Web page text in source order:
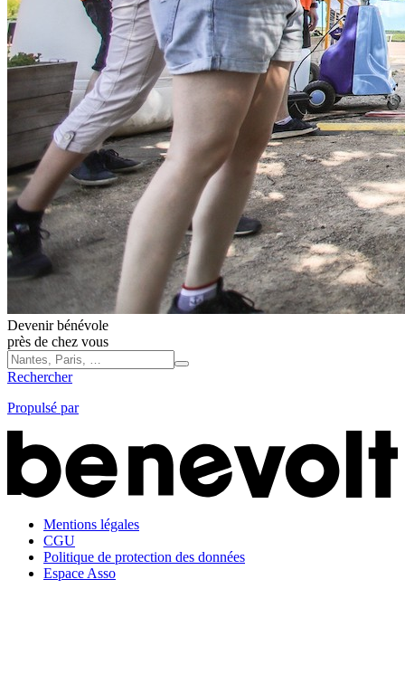
Devenir bénévole
près de chez vous
Rechercher
Propulsé par
Mentions légales
CGU
Politique de protection des données
Espace Asso